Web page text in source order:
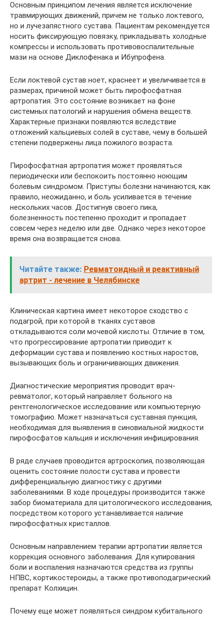
Основным принципом лечения является исключение
травмирующих движений, причем не только локтевого,
но и лучезапястного сустава. Пациентам рекомендуется
носить фиксирующую повязку, прикладывать холодные
компрессы и использовать противовоспалительные
мази на основе Диклофенака и Ибупрофена.
Если локтевой сустав ноет, краснеет и увеличивается в
размерах, причиной может быть пирофосфатная
артропатия. Это состояние возникает на фоне
системных патологий и нарушения обмена веществ.
Характерные признаки появляются вследствие
отложений кальциевых солей в суставе, чему в большей
степени подвержены лица пожилого возраста.
Пирофосфатная артропатия может проявляться
периодически или беспокоить постоянно ноющим
болевым синдромом. Приступы болезни начинаются, как
правило, неожиданно, и боль усиливается в течение
нескольких часов. Достигнув своего пика,
болезненность постепенно проходит и пропадает
совсем через неделю или две. Однако через некоторое
время она возвращается снова.
Читайте также: Ревматоидный и реактивный
артрит - лечение в Челябинске
Клиническая картина имеет некоторое сходство с
подагрой, при которой в тканях суставов
откладываются соли мочевой кислоты. Отличие в том,
что прогрессирование артропатии приводит к
деформации сустава и появлению костных наростов,
вызывающих боль и ограничивающих движения.
Диагностические мероприятия проводит врач-
ревматолог, который направляет больного на
рентгенологическое исследование или компьютерную
томографию. Может назначаться суставная пункция,
необходимая для выявления в синовиальной жидкости
пирофосфатов кальция и исключения инфицирования.
В ряде случаев проводится артроскопия, позволяющая
оценить состояние полости сустава и провести
дифференциальную диагностику с другими
заболеваниями. В ходе процедуры производится также
забор биоматериала для цитологического исследования,
посредством которого устанавливается наличие
пирофосфатных кристаллов.
Основным направлением терапии артропатии является
коррекция основного заболевания. Для купирования
боли и воспаления назначаются средства из группы
НПВС, кортикостероиды, а также противоподагрический
препарат Колхицин.
Почему еще может появляться синдром кубитального